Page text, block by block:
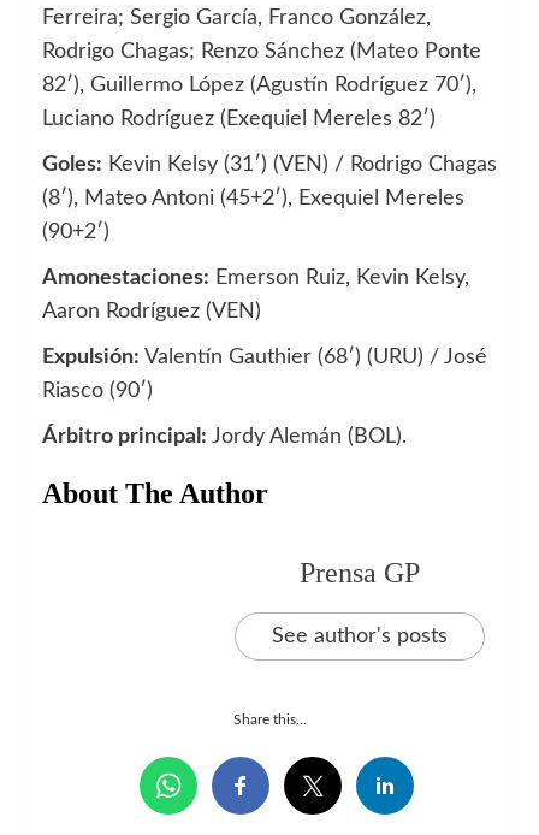
Ferreira; Sergio García, Franco González,
Rodrigo Chagas; Renzo Sánchez (Mateo Ponte
82′), Guillermo López (Agustín Rodríguez 70′),
Luciano Rodríguez (Exequiel Mereles 82′)
Goles: Kevin Kelsy (31′) (VEN) / Rodrigo Chagas
(8′), Mateo Antoni (45+2′), Exequiel Mereles
(90+2′)
Amonestaciones: Emerson Ruiz, Kevin Kelsy,
Aaron Rodríguez (VEN)
Expulsión: Valentín Gauthier (68′) (URU) / José
Riasco (90′)
Árbitro principal: Jordy Alemán (BOL).
About The Author
Prensa GP
See author's posts
Share this...